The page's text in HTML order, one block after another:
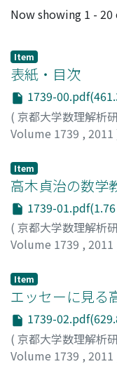
Recent
Now showing 1 - 20
Item
表紙・目次
1739-
( 京都大学数理解析
Volume 1739 , 2011
Item
高木貞治の数学
1739-
( 京都大学数理解析
Volume 1739 , 2011
Item
エッセーに見る
1739-
( 京都大学数理解析
Volume 1739 , 2011